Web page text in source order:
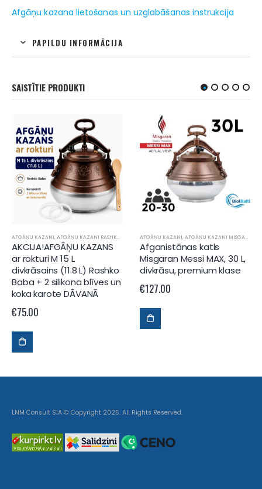
Afgāņu kazana lietošanas un uzglabāšanas instrukcija
PAPILDU INFORMĀCIJA
SAISTĪTIE PRODUKTI
AFGĀŅU KAZANI, AFGĀŅU KAZANI RASHKO BABA
AKCIJA!AFGĀŅU KAZANS
ar rokturi M 15 L
divkrāsains (11.8 L) Rashko
Baba + 2 silikona blīves un
koka karote DĀVANĀ
€75.00
AFGĀŅU KAZANI, AFGĀŅU KAZANI MISGARAN
Afganistānas katls
Misgaran Messi MAX, 30 L,
divkrāsu, premium klase
€127.00
LNM Consult SIA © Copyright 2025. All Rights Reserved.